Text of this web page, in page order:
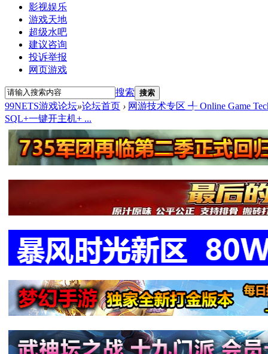
影视娱乐
游戏天地
超级水吧
建议咨询
投诉举报
网页游戏
搜索 搜索
99NETS游戏论坛»论坛首页 › 网游技术专区 ╃ Online Game
SQL+一键开主机+ ...